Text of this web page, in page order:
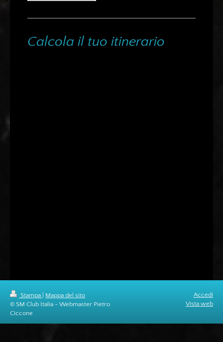
Calcola il tuo itinerario
Stampa
Mappa del sito
© SM Club Italia - Webmaster Pietro
Ciccone
Accedi
Vista web